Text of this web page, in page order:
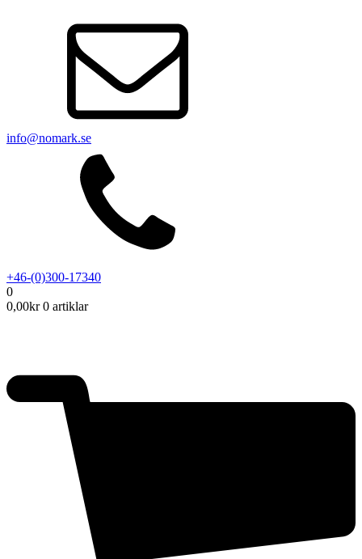
info@nomark.se
+46-(0)300-17340
0
0,00kr 0 artiklar